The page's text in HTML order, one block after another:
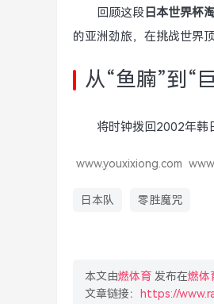
回顾这段 日本世界杯
的亚洲劲旅，在挑战世界
从“鱼腩”到“
将时钟拨回2002年韩
www.youxixiong.com
日本队 零胜魔咒
本文由燃体育 发布在燃体
文章链接：
https://